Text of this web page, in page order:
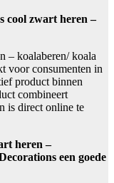
cool zwart heren –
– koalaberen/ koala
voor consumenten in
product binnen
combineert
is direct online te
heren –
een goede